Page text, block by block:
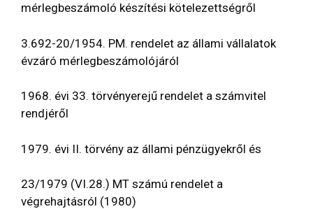
mérlegbeszámoló készítési kötelezettségről
3.692-20/1954. PM. rendelet az állami vállalatok
évzáró mérlegbeszámolójáról
1968. évi 33. törvényerejű rendelet a számvitel
rendjéről
1979. évi II. törvény az állami pénzügyekről és
23/1979 (VI.28.) MT számú rendelet a
végrehajtásról (1980)